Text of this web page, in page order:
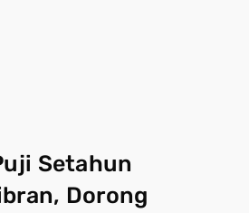
Setahun
Dorong